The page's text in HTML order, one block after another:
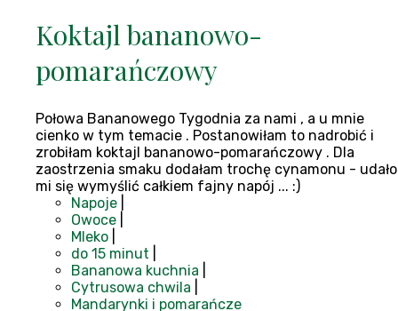
Koktajl bananowo-
pomarańczowy
Połowa Bananowego Tygodnia za nami , a u mnie
cienko w tym temacie . Postanowiłam to nadrobić i
zrobiłam koktajl bananowo-pomarańczowy . Dla
zaostrzenia smaku dodałam trochę cynamonu - udało
mi się wymyślić całkiem fajny napój ... :)
Napoje
Owoce
Mleko
do 15 minut
Bananowa kuchnia
Cytrusowa chwila
Mandarynki i pomarańcze